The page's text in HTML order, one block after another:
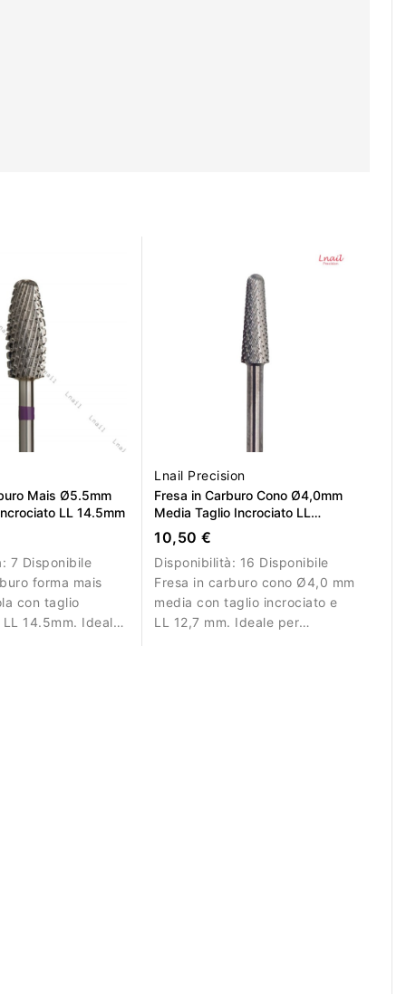
Mais Ø5.5mm
LL 14.5mm
7 Disponibile
forma mais
con taglio
14.5mm. Ideale
Lnail Precision
Fresa in Carburo Cono Ø4,0mm
Media Taglio Incrociato LL
12,7mm
10,50 €
Disponibilità: 16 Disponibile
Fresa in carburo cono Ø4,0 mm
media con taglio incrociato e
LL 12,7 mm. Ideale per